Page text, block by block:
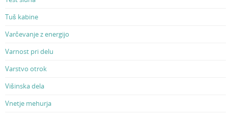
Tuš kabine
Varčevanje z energijo
Varnost pri delu
Varstvo otrok
Višinska dela
Vnetje mehurja